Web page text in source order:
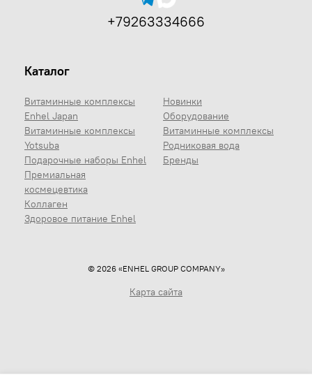
Каталог
Витаминные комплексы
Enhel Japan
Витаминные комплексы
Yotsuba
Подарочные наборы Enhel
Премиальная
космецевтика
Коллаген
Здоровое питание Enhel
Новинки
Оборудование
Витаминные комплексы
Родниковая вода
Бренды
+79263334666
© 2026 «ENHEL GROUP COMPANY»
Карта сайта